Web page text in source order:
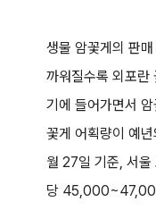
생물 암꽃게의 판
까워질수록 외포란
기에 들어가면서
꽃게 어획량이 예
월 27일 기준, 서
당